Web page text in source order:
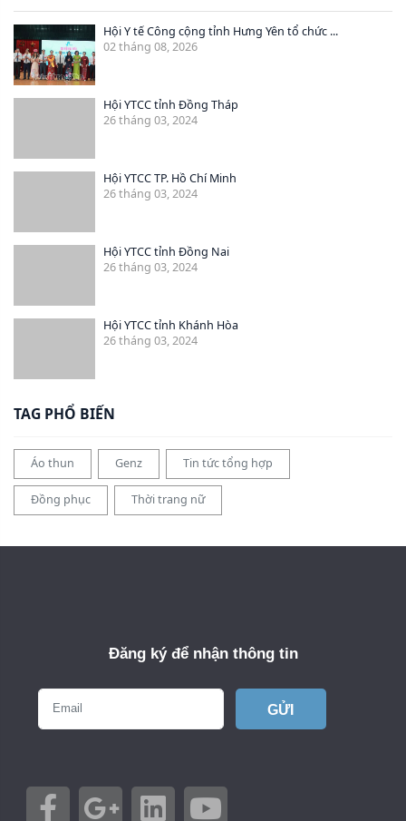
Hội Y tế Công cộng tỉnh Hưng Yên tổ chức ...
02 tháng 08, 2026
Hội YTCC tỉnh Đồng Tháp
26 tháng 03, 2024
Hội YTCC TP. Hồ Chí Minh
26 tháng 03, 2024
Hội YTCC tỉnh Đồng Nai
26 tháng 03, 2024
Hội YTCC tỉnh Khánh Hòa
26 tháng 03, 2024
TAG PHỔ BIẾN
Áo thun Genz Tin tức tổng hợp
Đồng phục Thời trang nữ
Đăng ký để nhận thông tin
GỬI